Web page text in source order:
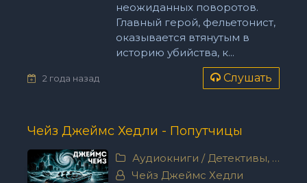
неожиданных поворотов.
Главный герой, фельетонист,
оказывается втянутым в
историю убийства, к...
2 года назад Слушать
Чейз Джеймс Хедли - Попутчицы
Аудиокниги / Детективы, триллеры
Чейз Джеймс Хедли